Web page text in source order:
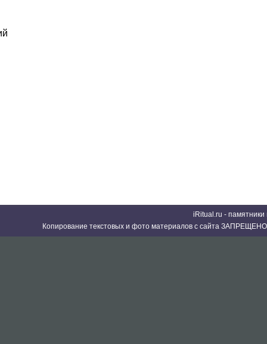
iRitual.ru -
Копирование текстовых и фото материалов с сайта